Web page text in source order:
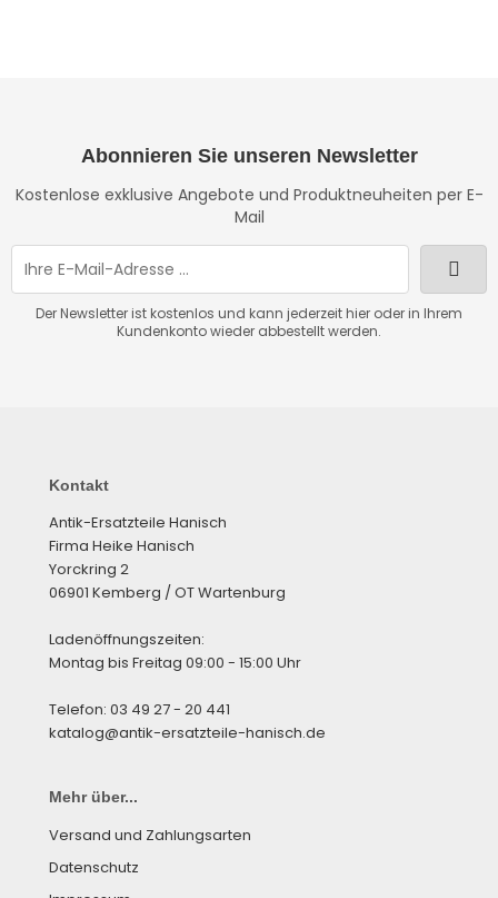
Abonnieren Sie unseren Newsletter
Kostenlose exklusive Angebote und Produktneuheiten per E-
Mail
Der Newsletter ist kostenlos und kann jederzeit hier oder in Ihrem
Kundenkonto wieder abbestellt werden.
Kontakt
Antik-Ersatzteile Hanisch
Firma Heike Hanisch
Yorckring 2
06901 Kemberg / OT Wartenburg
Ladenöffnungszeiten:
Montag bis Freitag 09:00 - 15:00 Uhr
Telefon: 03 49 27 - 20 441
katalog@antik-ersatzteile-hanisch.de
Mehr über...
Versand und Zahlungsarten
Datenschutz